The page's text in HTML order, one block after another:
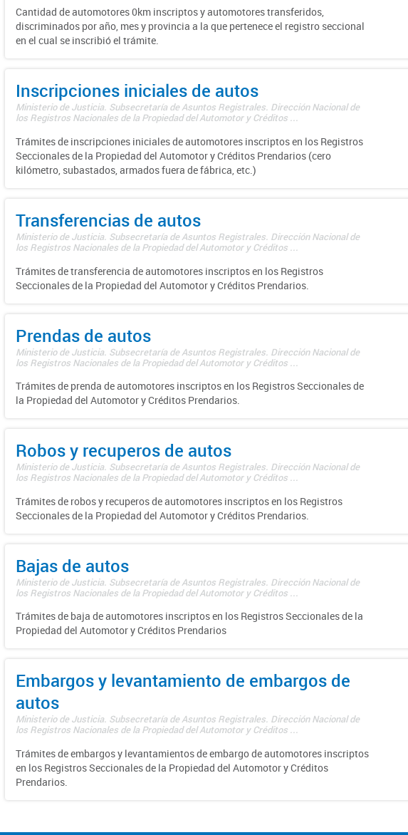
Cantidad de automotores 0km inscriptos y automotores transferidos,
discriminados por año, mes y provincia a la que pertenece el registro seccional
en el cual se inscribió el trámite.
Inscripciones iniciales de autos
Ministerio de Justicia. Subsecretaría de Asuntos Registrales. Dirección Nacional de
los Registros Nacionales de la Propiedad del Automotor y Créditos ...
Trámites de inscripciones iniciales de automotores inscriptos en los Registros
Seccionales de la Propiedad del Automotor y Créditos Prendarios (cero
kilómetro, subastados, armados fuera de fábrica, etc.)
Transferencias de autos
Ministerio de Justicia. Subsecretaría de Asuntos Registrales. Dirección Nacional de
los Registros Nacionales de la Propiedad del Automotor y Créditos ...
Trámites de transferencia de automotores inscriptos en los Registros
Seccionales de la Propiedad del Automotor y Créditos Prendarios.
Prendas de autos
Ministerio de Justicia. Subsecretaría de Asuntos Registrales. Dirección Nacional de
los Registros Nacionales de la Propiedad del Automotor y Créditos ...
Trámites de prenda de automotores inscriptos en los Registros Seccionales de
la Propiedad del Automotor y Créditos Prendarios.
Robos y recuperos de autos
Ministerio de Justicia. Subsecretaría de Asuntos Registrales. Dirección Nacional de
los Registros Nacionales de la Propiedad del Automotor y Créditos ...
Trámites de robos y recuperos de automotores inscriptos en los Registros
Seccionales de la Propiedad del Automotor y Créditos Prendarios.
Bajas de autos
Ministerio de Justicia. Subsecretaría de Asuntos Registrales. Dirección Nacional de
los Registros Nacionales de la Propiedad del Automotor y Créditos ...
Trámites de baja de automotores inscriptos en los Registros Seccionales de la
Propiedad del Automotor y Créditos Prendarios
Embargos y levantamiento de embargos de
autos
Ministerio de Justicia. Subsecretaría de Asuntos Registrales. Dirección Nacional de
los Registros Nacionales de la Propiedad del Automotor y Créditos ...
Trámites de embargos y levantamientos de embargo de automotores inscriptos
en los Registros Seccionales de la Propiedad del Automotor y Créditos
Prendarios.